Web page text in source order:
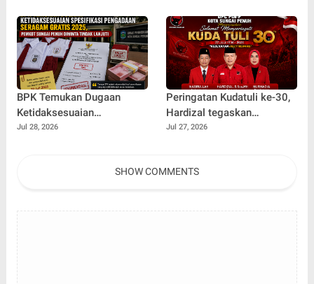
Lengkap
BPK Temukan Dugaan
Ketidaksesuaian
Spesifikasi Pengadaan
Diminta Tindak Lanjuti
Jul 28, 2026
Peringatan Kudatuli ke-30,
Hardizal tegaskan
Semangat Perjuangan
Jul 27, 2026
SHOW COMMENTS